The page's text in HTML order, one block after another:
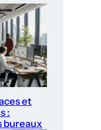
et
:
bureaux